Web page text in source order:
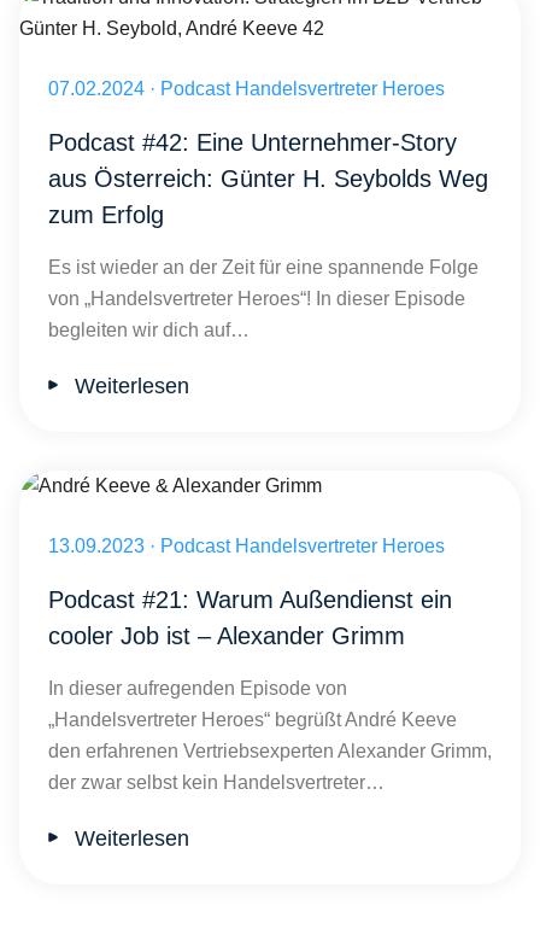
Veröffentlicht am 07.02.2024
07.02.2024 · Podcast Handelsvertreter Heroes
Podcast #42: Eine Unternehmer-Story
aus Österreich: Günter H. Seybolds Weg
zum Erfolg
Es ist wieder an der Zeit für eine spannende Folge
von „Handelsvertreter Heroes“! In dieser Episode
begleiten wir dich auf…
Weiterlesen
Veröffentlicht am 13.09.2023
13.09.2023 · Podcast Handelsvertreter Heroes
Podcast #21: Warum Außendienst ein
cooler Job ist – Alexander Grimm
In dieser aufregenden Episode von
„Handelsvertreter Heroes“ begrüßt André Keeve
den erfahrenen Vertriebsexperten Alexander Grimm,
der zwar selbst kein Handelsvertreter…
Weiterlesen